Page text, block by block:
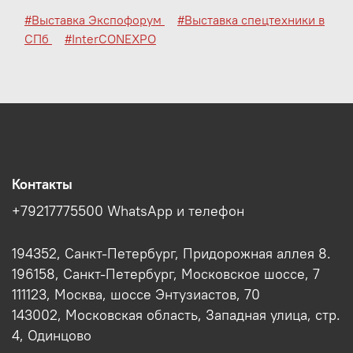
#Выставка Экспофорум
#Выставка спецтехники в
СПб
#InterCONEXPO
Контакты
+79217775500 WhatsApp и телефон
194352, Санкт-Петербург, Придорожная аллея 8.
196158, Санкт-Петербург, Московское шоссе, 7
111123, Москва, шоссе Энтузиастов, 70
143002, Московская область, Западная улица, стр.
4, Одинцово